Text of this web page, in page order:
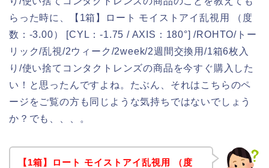
らった時に、【1箱】ロート モイストアイ乱視用 （度
数：-3.00） [CYL：-1.75 / AXIS：180°] /ROHTO/トー
リック/乱視/2ウィーク/2week/2週間交換用/1箱6枚入
り/使い捨てコンタクトレンズの商品を今すぐ購入した
い！と思ったんですよね。たぶん、それはこちらのペ
ージをご覧の方も同じような気持ちではないでしょう
か？でも、、、。
【1箱】ロート モイストアイ乱視用 （度